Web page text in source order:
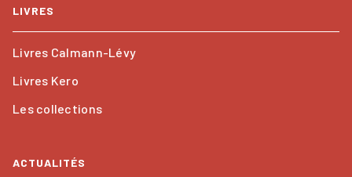
LIVRES
Livres Calmann-Lévy
Livres Kero
Les collections
ACTUALITÉS